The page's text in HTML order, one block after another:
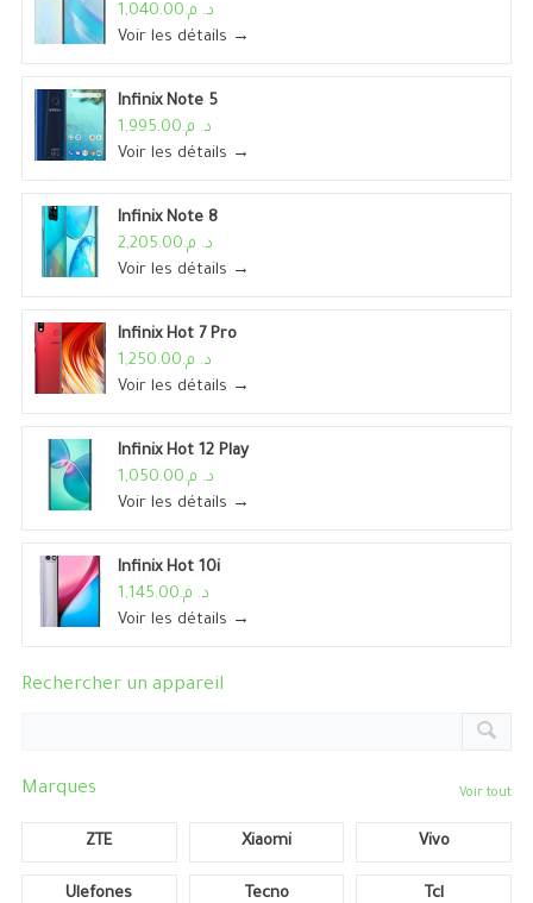
د. م.1,040.00
Voir les détails →
Infinix Note 5
د. م.1,995.00
Voir les détails →
Infinix Note 8
د. م.2,205.00
Voir les détails →
Infinix Hot 7 Pro
د. م.1,250.00
Voir les détails →
Infinix Hot 12 Play
د. م.1,050.00
Voir les détails →
Infinix Hot 10i
د. م.1,145.00
Voir les détails →
Rechercher un appareil
Marques Voir tout
ZTE Xiaomi Vivo
Ulefones Tecno Tcl